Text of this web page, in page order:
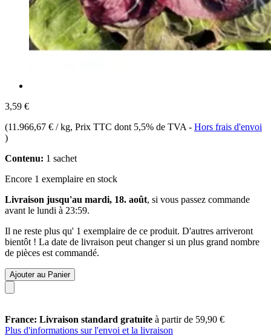
3,59 €
(11.966,67 € / kg, Prix TTC dont 5,5% de TVA - Hors frais d'envoi
)
Contenu: 1 sachet
Encore 1 exemplaire en stock
Livraison jusqu'au mardi, 18. août, si vous passez commande
avant le lundi à 23:59.
Il ne reste plus qu' 1 exemplaire de ce produit. D'autres arriveront
bientôt ! La date de livraison peut changer si un plus grand nombre
de pièces est commandé.
Ajouter au Panier
France: Livraison standard gratuite à partir de 59,90 €
Plus d'informations sur l'envoi et la livraison